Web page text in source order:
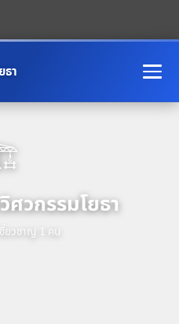
ธา
ศวกรรมโยธา
ยวชาญ 1 คน